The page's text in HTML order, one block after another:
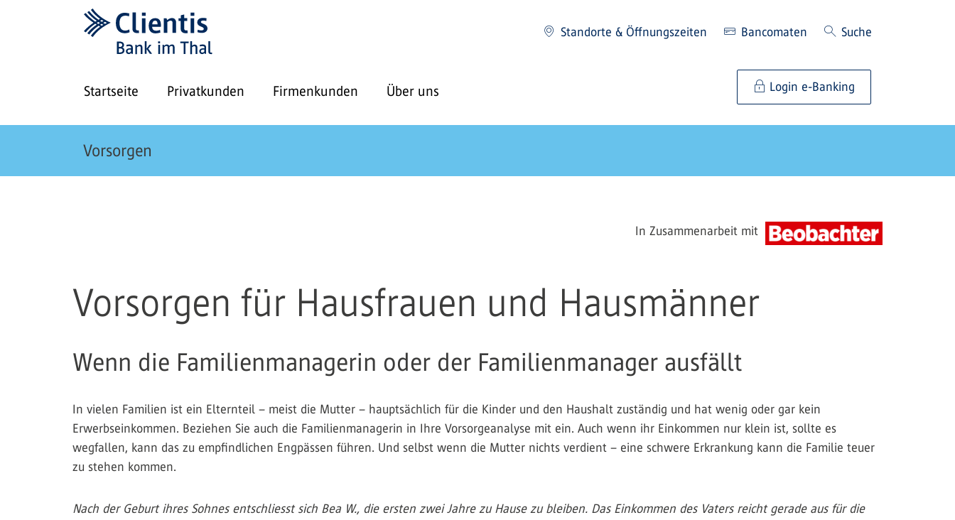
Standorte & Öffnungszeiten Bancomaten Suche
Startseite Privatkunden Firmenkunden Über uns Login e-Banking
Vorsorgen
In Zusammenarbeit mit
Vorsorgen für Hausfrauen und Hausmänner
Wenn die Familienmanagerin oder der Familienmanager ausfällt
In vielen Familien ist ein Elternteil – meist die Mutter – hauptsächlich für die Kinder und den Haushalt zuständig und hat wenig oder gar kein
Erwerbseinkommen. Beziehen Sie auch die Familienmanagerin in Ihre Vorsorgeanalyse mit ein. Auch wenn ihr Einkommen nur klein ist, sollte es
wegfallen, kann das zu empfindlichen Engpässen führen. Und selbst wenn die Mutter nichts verdient – eine schwere Erkrankung kann die Familie teuer
zu stehen kommen.
Nach der Geburt ihres Sohnes entschliesst sich Bea W., die ersten zwei Jahre zu Hause zu bleiben. Das Einkommen des Vaters reicht gerade aus für die